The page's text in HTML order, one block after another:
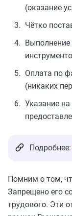
(оказание
Чётко
Оплата по
(никаких
Указание
Подробнее:
Помним о том,
Запрещено его
трудового. Эти